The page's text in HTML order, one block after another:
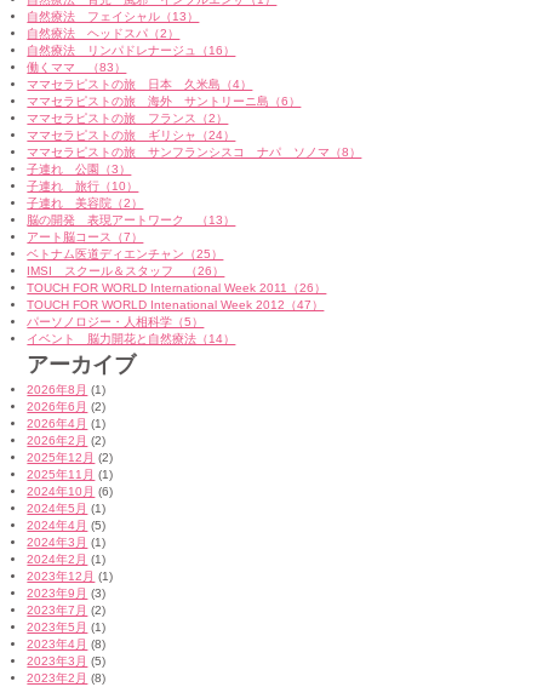
自然療法 フェイシャル（13）
自然療法 ヘッドスパ（2）
自然療法 リンパドレナージュ（16）
働くママ （83）
ママセラピストの旅 日本 久米島（4）
ママセラピストの旅 海外 サントリーニ島（6）
ママセラピストの旅 フランス（2）
ママセラピストの旅 ギリシャ（24）
ママセラピストの旅 サンフランシスコ ナパ ソノマ（8）
子連れ 公園（3）
子連れ 旅行（10）
子連れ 美容院（2）
脳の開発 表現アートワーク （13）
アート脳コース（7）
ベトナム医道ディエンチャン（25）
IMSI スクール＆スタッフ （26）
TOUCH FOR WORLD International Week 2011（26）
TOUCH FOR WORLD Intenational Week 2012（47）
パーソノロジー・人相科学（5）
イベント 脳力開花と自然療法（14）
アーカイブ
2026年8月 (1)
2026年6月 (2)
2026年4月 (1)
2026年2月 (2)
2025年12月 (2)
2025年11月 (1)
2024年10月 (6)
2024年5月 (1)
2024年4月 (5)
2024年3月 (1)
2024年2月 (1)
2023年12月 (1)
2023年9月 (3)
2023年7月 (2)
2023年5月 (1)
2023年4月 (8)
2023年3月 (5)
2023年2月 (8)